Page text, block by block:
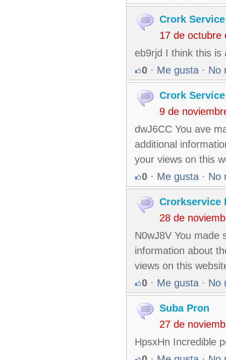
Crork Service
17 de octubre
eb9rjd I think this is
0 · Me gusta · No
Crork
9 de
dwJ6CC You ave
additional
your views on this
0 · Me gusta · No
Crorkservice
28 de
N0wJ8V You made
information about
views on this
0 · Me gusta · No
Suba Pron
27 de
HpsxHn Incredible